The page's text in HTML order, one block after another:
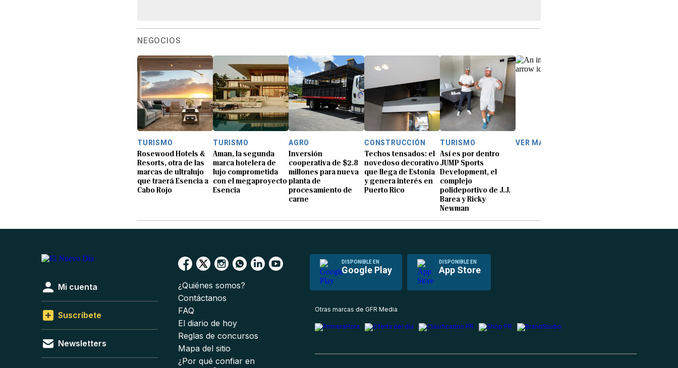
NEGOCIOS
TURISMO
Rosewood Hotels &
Resorts, otra de las
marcas de ultralujo
que traerá Esencia a
Cabo Rojo
TURISMO
Aman, la segunda
marca hotelera de
lujo comprometida
con el megaproyecto
Esencia
AGRO
Inversión
cooperativa de $2.8
millones para nueva
planta de
procesamiento de
carne
CONSTRUCCIÓN
Techos tensados: el
novedoso decorativo
que llega de Estonia
y genera interés en
Puerto Rico
TURISMO
Así es por dentro
JUMP Sports
Development, el
complejo
polideportivo de J.J.
Barea y Ricky
Newman
VER MÁS
DISPONIBLE EN
Google Play
DISPONIBLE EN
App Store
Mi cuenta
Suscríbete
Newsletters
¿Quiénes somos?
Contáctanos
FAQ
El diario de hoy
Reglas de concursos
Mapa del sitio
¿Por qué confiar en
Otras marcas de GFR Media